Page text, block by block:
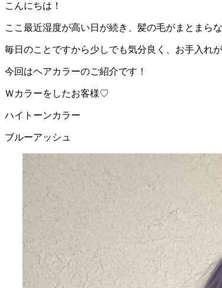
こんにちは！
ここ最近湿度が高い日が続き、髪の毛がまとまら
毎日のことですから少しでも気分良く、お手入れ
今回はヘアカラーのご紹介です！
Ｗカラーをしたお客様♡
ハイトーンカラー
ブルーアッシュ